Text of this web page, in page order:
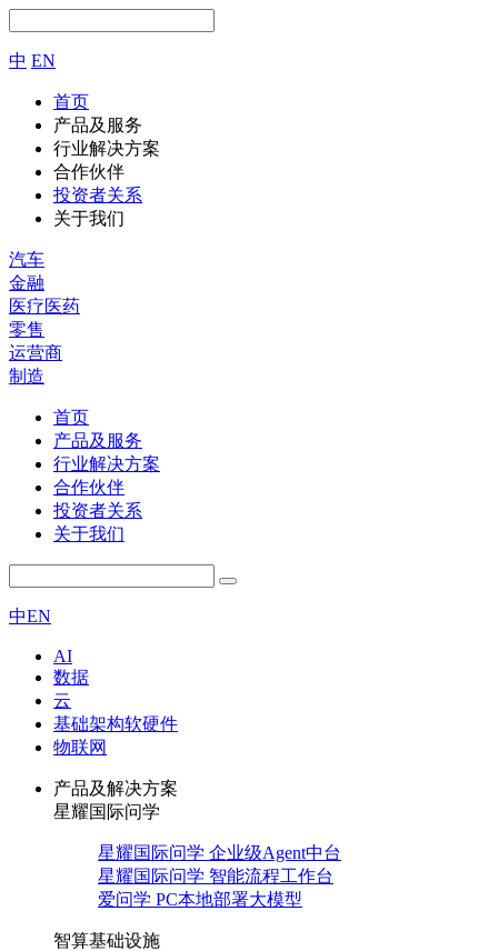
中 EN
首页
产品及服务
行业解决方案
合作伙伴
投资者关系
关于我们
汽车
金融
医疗医药
零售
运营商
制造
首页
产品及服务
行业解决方案
合作伙伴
投资者关系
关于我们
中EN
AI
数据
云
基础架构软硬件
物联网
产品及解决方案
星耀国际问学
星耀国际问学 企业级Agent中台
星耀国际问学 智能流程工作台
爱问学 PC本地部署大模型
智算基础设施